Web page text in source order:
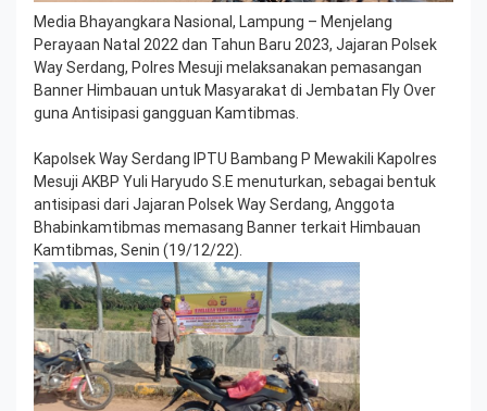
Media Bhayangkara Nasional, Lampung – Menjelang
Perayaan Natal 2022 dan Tahun Baru 2023, Jajaran Polsek
Way Serdang, Polres Mesuji melaksanakan pemasangan
Banner Himbauan untuk Masyarakat di Jembatan Fly Over
guna Antisipasi gangguan Kamtibmas.
Kapolsek Way Serdang IPTU Bambang P Mewakili Kapolres
Mesuji AKBP Yuli Haryudo S.E menuturkan, sebagai bentuk
antisipasi dari Jajaran Polsek Way Serdang, Anggota
Bhabinkamtibmas memasang Banner terkait Himbauan
Kamtibmas, Senin (19/12/22).